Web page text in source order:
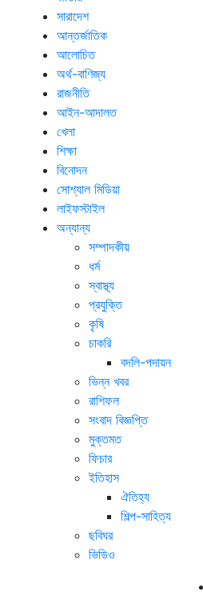
সারাদেশ
আন্তর্জাতিক
আলোচিত
অর্থ-বাণিজ্য
রাজনীতি
আইন-আদালত
খেলা
শিক্ষা
বিনোদন
সোশ্যাল মিডিয়া
লাইফস্টাইল
অন্যান্য
সম্পাদকীয়
ধর্ম
স্বাস্থ্য
প্রযুক্তি
কৃষি
চাকরি
বদলি-পদায়ন
ভিন্ন খবর
রাশিফল
সংবাদ বিজ্ঞপ্তি
মুক্তমত
ফিচার
ইতিহাস
ঐতিহ্য
শিল্প-সাহিত্য
ছবিঘর
ভিডিও